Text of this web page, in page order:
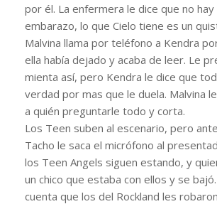
por él. La enfermera le dice que no hay
embarazo, lo que Cielo tiene es un
Malvina llama por teléfono a Kendra
ella había dejado y acaba de leer. Le
mienta así, pero Kendra le dice que
verdad por mas que le duela. Malvina
a quién preguntarle todo y corta.
Los Teen suben al escenario, pero
Tacho le saca el micrófono al
los Teen Angels siguen estando, y
un chico que estaba con ellos y se
cuenta que los del Rockland les